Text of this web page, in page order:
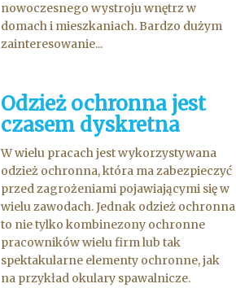
nowoczesnego wystroju wnętrz w
domach i mieszkaniach. Bardzo dużym
zainteresowanie...
Odzież ochronna jest
czasem dyskretna
W wielu pracach jest wykorzystywana
odzież ochronna, która ma zabezpieczyć
przed zagrożeniami pojawiającymi się w
wielu zawodach. Jednak odzież ochronna
to nie tylko kombinezony ochronne
pracowników wielu firm lub tak
spektakularne elementy ochronne, jak
na przykład okulary spawalnicze.